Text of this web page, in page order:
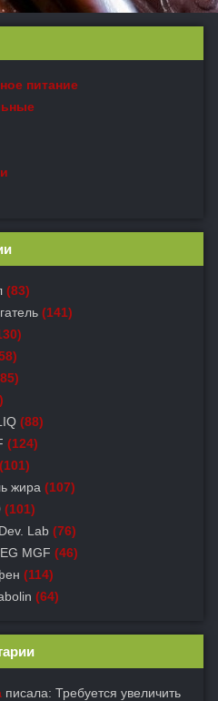
питание
(83)
(141)
(88)
(124)
(101)
жира (107)
(101)
Lab (76)
MGF (46)
(114)
(64)
писала: Требуется увеличить